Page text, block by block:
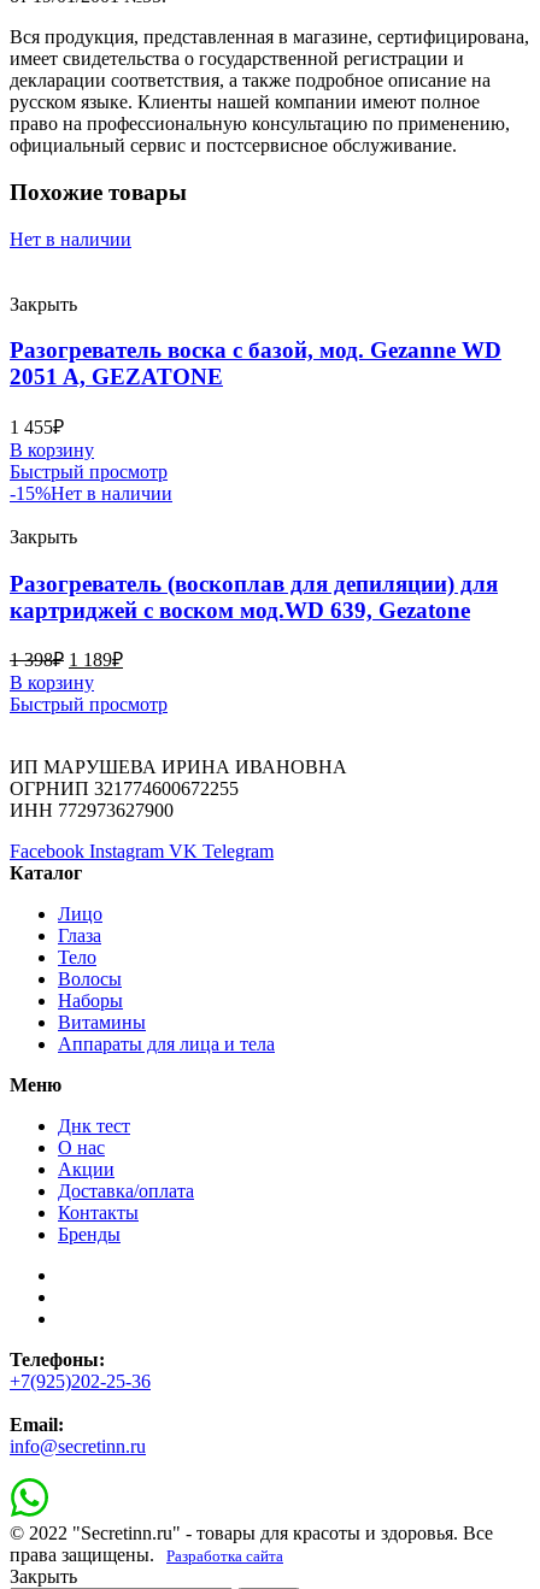
Вся продукция, представленная в магазине, сертифицирована,
имеет свидетельства о государственной регистрации и
декларации соответствия, а также подробное описание на
русском языке. Клиенты нашей компании имеют полное
право на профессиональную консультацию по применению,
официальный сервис и постсервисное обслуживание.
Похожие товары
Нет в наличии
Закрыть
Разогреватель воска с базой, мод. Gezanne WD
2051 A, GEZATONE
1 455₽
В корзину
Быстрый просмотр
-15%Нет в наличии
Закрыть
Разогреватель (воскоплав для депиляции) для
картриджей с воском мод.WD 639, Gezatone
1 398₽ 1 189₽
В корзину
Быстрый просмотр
ИП МАРУШЕВА ИРИНА ИВАНОВНА
ОГРНИП 321774600672255
ИНН 772973627900
Facebook Instagram VK Telegram
Каталог
Лицо
Глаза
Тело
Волосы
Наборы
Витамины
Аппараты для лица и тела
Меню
Днк тест
О нас
Акции
Доставка/оплата
Контакты
Бренды
Телефоны:
+7(925)202-25-36
Email:
info@secretinn.ru
© 2022 "Secretinn.ru" - товары для красоты и здоровья. Все
права защищены.
Разработка сайта
Закрыть